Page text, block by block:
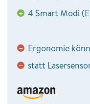
+ 4 Smart Modi
− Ergonomie
− statt